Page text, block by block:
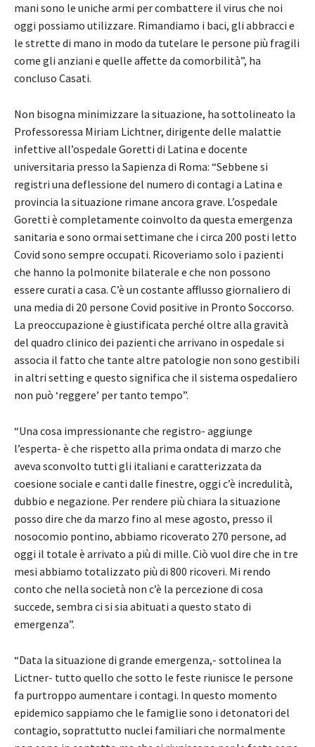
mani sono le uniche armi per combattere il virus che noi
oggi possiamo utilizzare. Rimandiamo i baci, gli abbracci e
le strette di mano in modo da tutelare le persone più fragili
come gli anziani e quelle affette da comorbilità”, ha
concluso Casati.
Non bisogna minimizzare la situazione, ha sottolineato la
Professoressa Miriam Lichtner, dirigente delle malattie
infettive all’ospedale Goretti di Latina e docente
universitaria presso la Sapienza di Roma: “Sebbene si
registri una deflessione del numero di contagi a Latina e
provincia la situazione rimane ancora grave. L’ospedale
Goretti è completamente coinvolto da questa emergenza
sanitaria e sono ormai settimane che i circa 200 posti letto
Covid sono sempre occupati. Ricoveriamo solo i pazienti
che hanno la polmonite bilaterale e che non possono
essere curati a casa. C’è un costante afflusso giornaliero di
una media di 20 persone Covid positive in Pronto Soccorso.
La preoccupazione è giustificata perché oltre alla gravità
del quadro clinico dei pazienti che arrivano in ospedale si
associa il fatto che tante altre patologie non sono gestibili
in altri setting e questo significa che il sistema ospedaliero
non può ‘reggere’ per tanto tempo”.
“Una cosa impressionante che registro- aggiunge
l’esperta- è che rispetto alla prima ondata di marzo che
aveva sconvolto tutti gli italiani e caratterizzata da
coesione sociale e canti dalle finestre, oggi c’è incredulità,
dubbio e negazione. Per rendere più chiara la situazione
posso dire che da marzo fino al mese agosto, presso il
nosocomio pontino, abbiamo ricoverato 270 persone, ad
oggi il totale è arrivato a più di mille. Ciò vuol dire che in tre
mesi abbiamo totalizzato più di 800 ricoveri. Mi rendo
conto che nella società non c’è la percezione di cosa
succede, sembra ci si sia abituati a questo stato di
emergenza”.
“Data la situazione di grande emergenza,- sottolinea la
Lictner- tutto quello che sotto le feste riunisce le persone
fa purtroppo aumentare i contagi. In questo momento
epidemico sappiamo che le famiglie sono i detonatori del
contagio, soprattutto nuclei familiari che normalmente